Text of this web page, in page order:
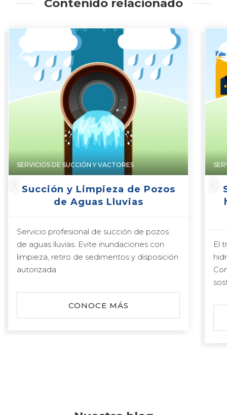
Contenido relacionado
SERVICIOS DE SUCCIÓN Y VACTORES
Succión y Limpieza de Pozos
de Aguas Lluvias
Servicio profesional de succión de pozos
de aguas lluvias. Evite inundaciones con
limpieza, retiro de sedimentos y disposición
autorizada.
CONOCE MÁS
El